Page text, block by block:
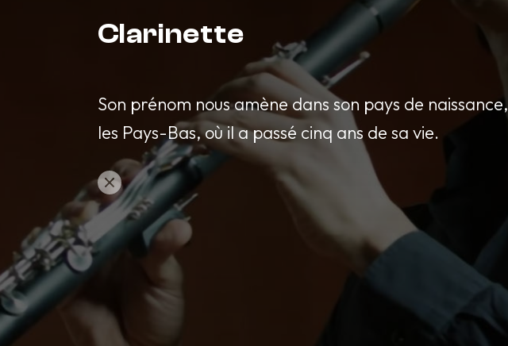
Clarinette
Son prénom nous amène dans son pays de naissance,
les Pays-Bas, où il a passé cinq ans de sa vie.